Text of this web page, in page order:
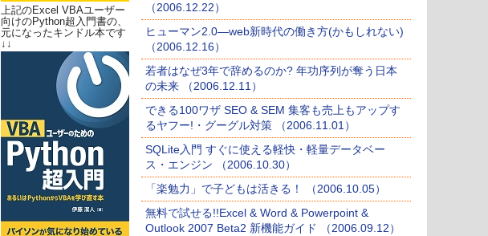
上記のExcel VBAユーザー
向けのPython超入門書の、
元になったキンドル本です
↓↓
（2006.12.22）
ヒューマン2.0―web新時代の働き方(かもしれない)
（2006.12.16）
若者はなぜ3年で辞めるのか? 年功序列が奪う日本
の未来 （2006.12.11）
できる100ワザ SEO & SEM 集客も売上もアップす
るヤフー!・グーグル対策 （2006.11.01）
SQLite入門 すぐに使える軽快・軽量データベー
ス・エンジン （2006.10.30）
「楽勉力」で子どもは活きる！ （2006.10.05）
無料で試せる!!Excel & Word & Powerpoint &
Outlook 2007 Beta2 新機能ガイド （2006.09.12）